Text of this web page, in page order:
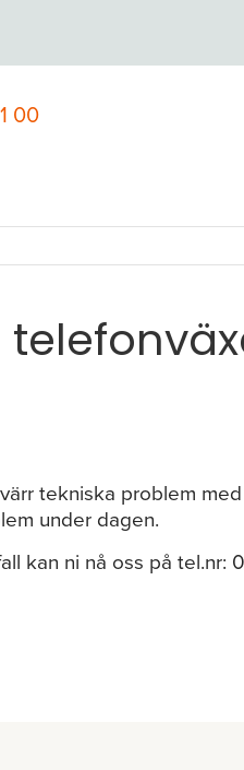
00
tekniska problem
under dagen.
kan ni nå oss på tel.nr: